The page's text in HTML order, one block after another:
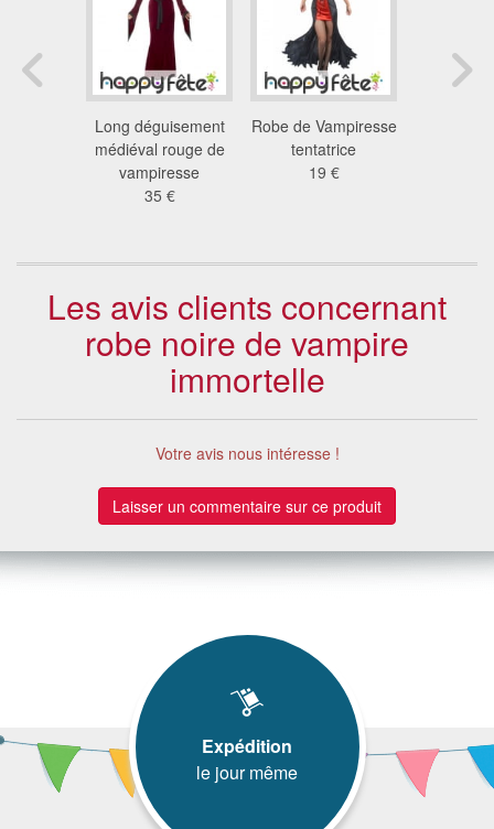
Long déguisement
médiéval rouge de
vampiresse
35 €
Robe de Vampiresse
tentatrice
19 €
Les avis clients concernant
robe noire de vampire
immortelle
Votre avis nous intéresse !
Laisser un commentaire sur ce produit
Expédition
le jour même